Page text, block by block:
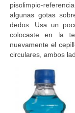
pisolimpio-
algunas gotas
dedos. Usa un
colocaste en la
nuevamente el
circulares, ambos